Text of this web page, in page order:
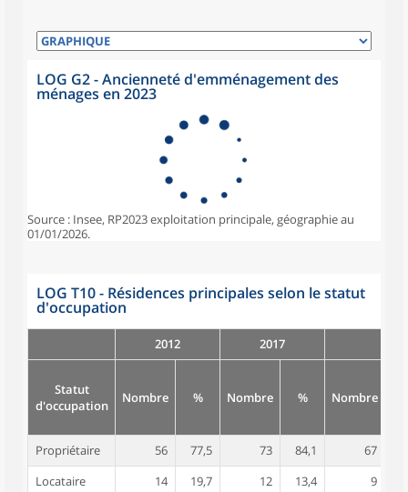
LOG G2 - Ancienneté d'emménagement des
ménages en 2023
Source : Insee, RP2023 exploitation principale, géographie au
01/01/2026.
LOG T10 - Résidences principales selon le statut
d'occupation
2012 2017
Statut
d'occupation
Nombre % Nombre % Nombre
Propriétaire 56 77,5 73 84,1 67
Locataire
14 19,7 12 13,4 9